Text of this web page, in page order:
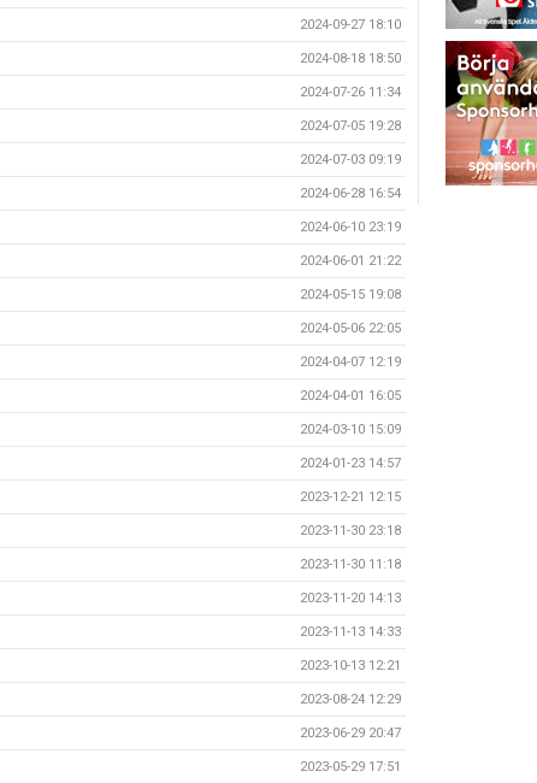
2024-09-27 18:10
2024-08-18 18:50
2024-07-26 11:34
2024-07-05 19:28
2024-07-03 09:19
2024-06-28 16:54
2024-06-10 23:19
2024-06-01 21:22
2024-05-15 19:08
2024-05-06 22:05
2024-04-07 12:19
2024-04-01 16:05
2024-03-10 15:09
2024-01-23 14:57
2023-12-21 12:15
2023-11-30 23:18
2023-11-30 11:18
2023-11-20 14:13
2023-11-13 14:33
2023-10-13 12:21
2023-08-24 12:29
2023-06-29 20:47
2023-05-29 17:51